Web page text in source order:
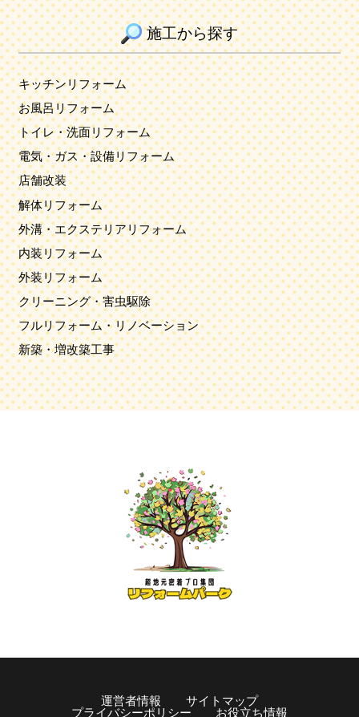
施工から探す
キッチンリフォーム
お風呂リフォーム
トイレ・洗面リフォーム
電気・ガス・設備リフォーム
店舗改装
解体リフォーム
外溝・エクステリアリフォーム
内装リフォーム
外装リフォーム
クリーニング・害虫駆除
フルリフォーム・リノベーション
新築・増改築工事
運営者情報
サイトマップ
プライバシーポリシー
お役立ち情報